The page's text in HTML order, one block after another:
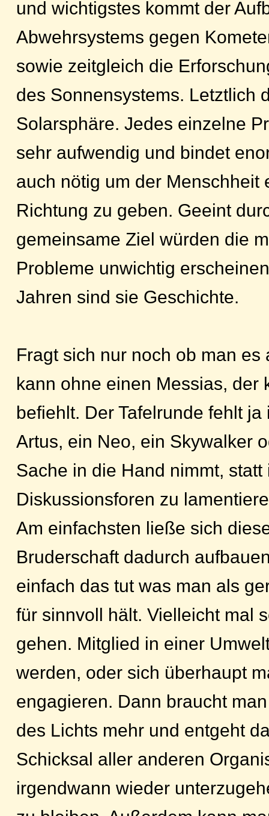
und wichtigstes kommt der
Abwehrsystems gegen
sowie zeitgleich die
des Sonnensystems. Letztlich
Solarsphäre. Jedes einzelne
sehr aufwendig und bindet
auch nötig um der Menschheit
Richtung zu geben. Geeint
gemeinsame Ziel würden die
Probleme unwichtig
Jahren sind sie Geschichte.
Fragt sich nur noch ob man es
kann ohne einen Messias, der
befiehlt. Der Tafelrunde fehlt
Artus, ein Neo, ein Skywalker
Sache in die Hand nimmt, statt
Diskussionsforen zu
Am einfachsten ließe sich
Bruderschaft dadurch
einfach das tut was man als
für sinnvoll hält. Vielleicht mal
gehen. Mitglied in einer
werden, oder sich überhaupt
engagieren. Dann braucht
des Lichts mehr und entgeht
Schicksal aller anderen
irgendwann wieder